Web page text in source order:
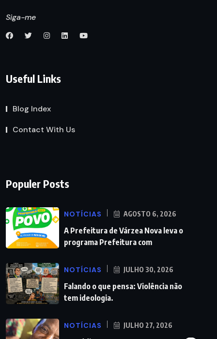
Siga-me
Useful Links
Blog Index
Contact With Us
Populer Posts
NOTÍCIAS AGOSTO 6, 2026
A Prefeitura de Várzea Nova leva o
programa Prefeitura com
NOTÍCIAS JULHO 30, 2026
Falando o que pensa: Violência não
tem ideologia.
NOTÍCIAS JULHO 27, 2026